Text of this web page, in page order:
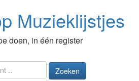
Muzieklijstjes
doen, in één register
Zoeken